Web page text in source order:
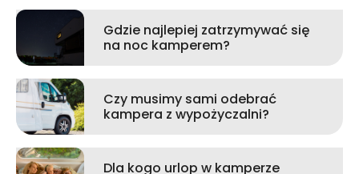
Gdzie najlepiej zatrzymywać się
na noc kamperem?
Czy musimy sami odebrać
kampera z wypożyczalni?
Dla kogo urlop w kamperze